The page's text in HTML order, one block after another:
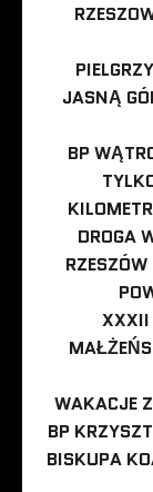
JASNĄ
BP
DROGA
XXXII
WAKACJE
BP
BISKUPA